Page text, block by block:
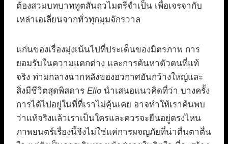
ต้องสวมบทบาททูตสันถวไมตรีจำเป็น เพื่อเจรจากับ
เหล่าเอเลี่ยนจากทั่วทุกมุมจักรวาล
แก่นของเรื่องมุ่งเน้นไปที่ประเด็นของมิตรภาพ การ
ยอมรับในความแตกต่าง และการค้นหาตัวตนที่แท้
จริง ท่ามกลางฉากหลังของอวกาศอันกว้างใหญ่และ
สิ่งมีชีวิตสุดพิสดาร Elio นำเสนอแนวคิดที่ว่า บางครั้ง
การได้ไปอยู่ในที่ที่เราไม่คุ้นเคย อาจทำให้เราค้นพบ
ว่าแท้จริงแล้วเราเป็นใครและควรจะยืนอยู่ตรงไหน
ภาพยนตร์เรื่องนี้จึงไม่ใช่แค่การผจญภัยที่น่าตื่นตาตื่น